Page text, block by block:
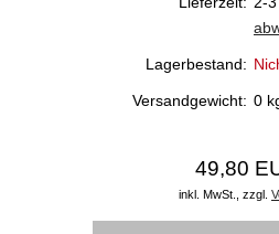
Lagerbestand:
Versandgewicht: 0
49,80
inkl. MwSt., zzgl.